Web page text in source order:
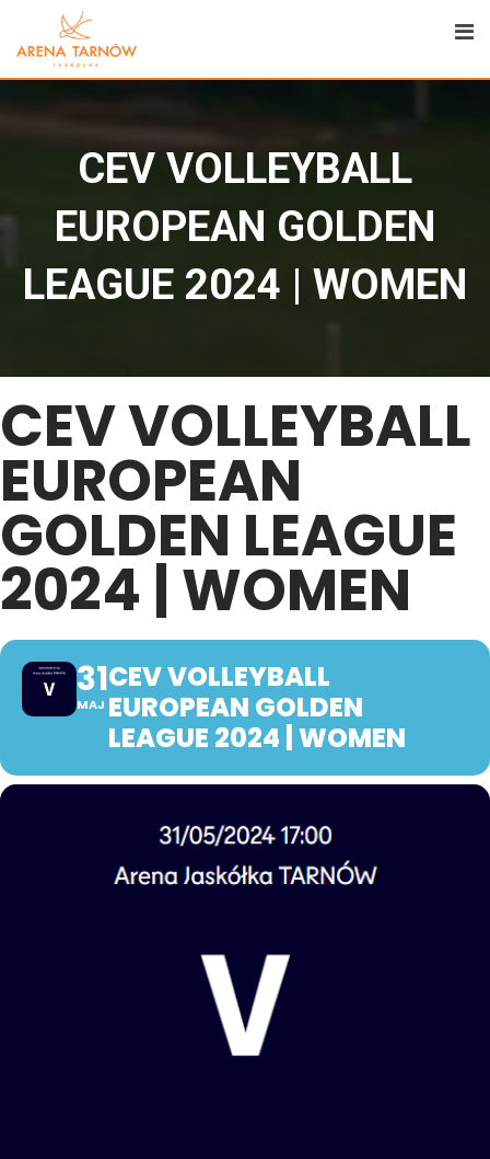
CEV VOLLEYBALL
EUROPEAN GOLDEN
LEAGUE 2024 | WOMEN
CEV VOLLEYBALL
EUROPEAN
GOLDEN LEAGUE
2024 | WOMEN
31
MAJ
CEV VOLLEYBALL
EUROPEAN GOLDEN
LEAGUE 2024 | WOMEN